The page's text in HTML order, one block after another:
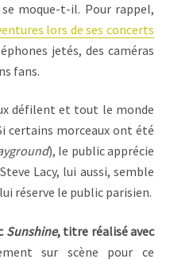
moque-t-il. Pour rappel,
lors de ses concerts
jetés, des caméras
fans.
défilent et tout le monde
certains morceaux ont été
), le public apprécie
Lacy, lui aussi, semble
réserve le public parisien.
Sunshine, titre réalisé avec
sur scène pour ce